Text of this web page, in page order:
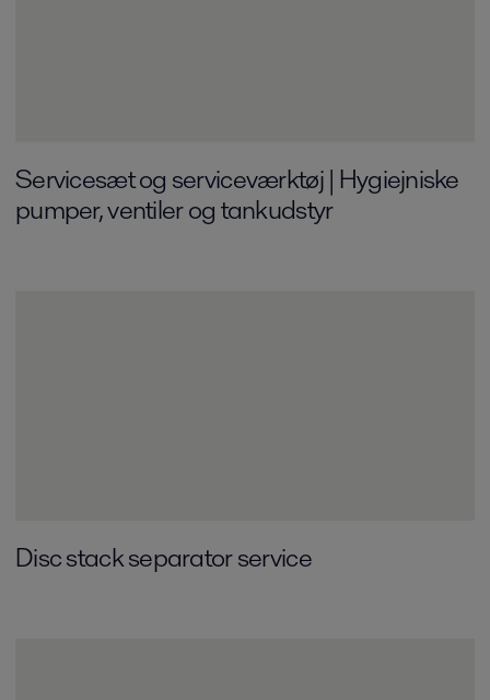
Servicesæt og serviceværktøj | Hygiejniske
pumper, ventiler og tankudstyr
Disc stack separator service